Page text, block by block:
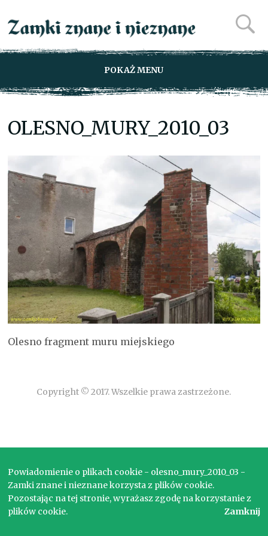
POKAŻ MENU
OLESNO_MURY_2010_03
Olesno fragment muru miejskiego
Copyright © 2017. Wszelkie prawa zastrzeżone.
Powiadomienie o plikach cookie - olesno_mury_2010_03 -
Zamki znane i nieznane korzysta z plików cookie.
Pozostając na tej stronie, wyrażasz zgodę na korzystanie z
plików cookie.
Zamknij